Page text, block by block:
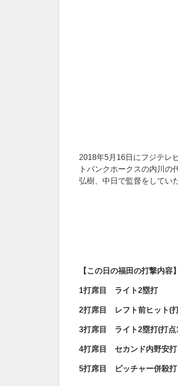
2018年5月16日にフジテレ
トバンクホークスの内川
弘樹、中日で監督をしてい
【この日の福田の打撃内容】
1 打席目 ライト2塁打
2打席目 レフト前ヒット(
3打席目 ライト2塁打(打点
4打席目 セカンド内野安打
5打席目 ピッチャー併殺打